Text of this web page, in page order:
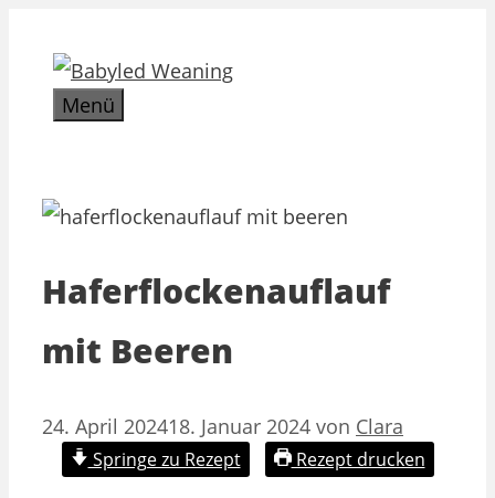
Inhalt
springenMenü
Haferflockenauflauf
mit Beeren
24. April 202418. Januar 2024 von Clara
Springe zu Rezept Rezept drucken